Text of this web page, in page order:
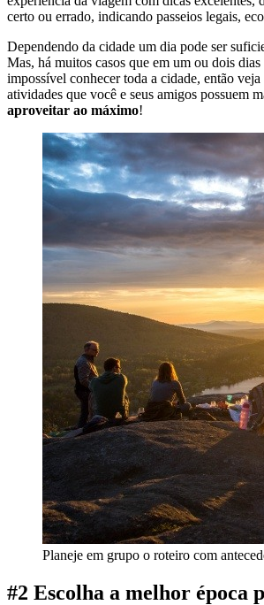
certo ou errado, indicando passeios legais,
Dependendo da cidade um dia pode ser
Mas, há muitos casos que em um ou dois dias
impossível conhecer toda a cidade, então veja
atividades que você e seus amigos possuem
aproveitar ao máximo!
Planeje em grupo o roteiro com
#2 Escolha a melhor época